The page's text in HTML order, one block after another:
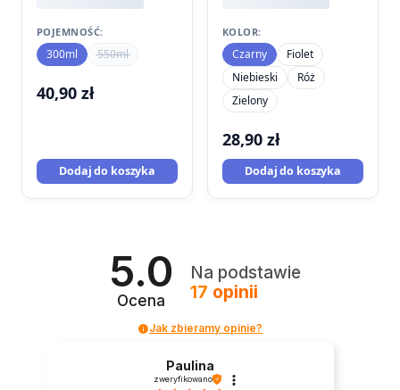
POJEMNOŚĆ:
300ml 550ml
40,90 zł
Dodaj do koszyka
KOLOR:
Czarny
Fiolet
Niebieski
Róż
Zielony
28,90 zł
Dodaj do koszyka
5.0
Ocena
Na podstawie
17 opinii
Jak zbieramy opinie?
Paulina
zweryfikowano